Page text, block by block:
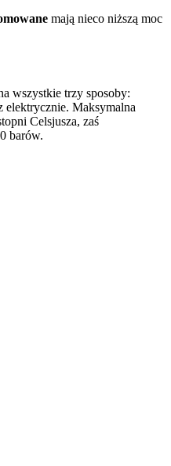
mają nieco niższą moc
wszystkie trzy sposoby:
elektrycznie. Maksymalna
Celsjusza, zaś
barów.